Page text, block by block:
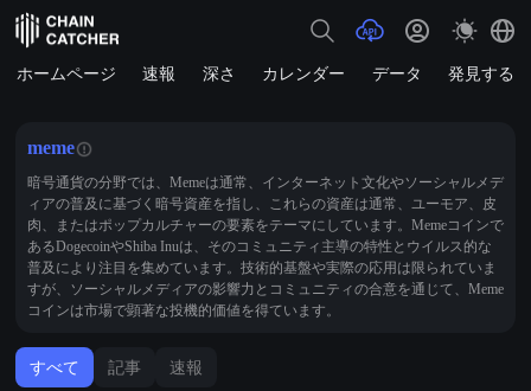
ホームページ 速報 深さ カレンダー データ 発見する
meme
暗号通貨の分野では、Memeは通常、インターネット文化やソーシャルメデ
ィアの普及に基づく暗号資産を指し、これらの資産は通常、ユーモア、皮
肉、またはポップカルチャーの要素をテーマにしています。Memeコインで
あるDogecoinやShiba Inuは、そのコミュニティ主導の特性とウイルス的な
普及により注目を集めています。技術的基盤や実際の応用は限られていま
すが、ソーシャルメディアの影響力とコミュニティの合意を通じて、Meme
コインは市場で顕著な投機的価値を得ています。
すべて 記事 速報